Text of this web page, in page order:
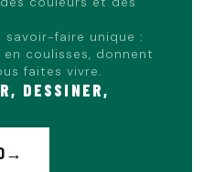
savoir-faire unique :
coulisses, donnent
faites vivre.
DESSINER,